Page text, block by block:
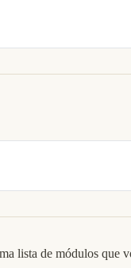
lista de módulos que